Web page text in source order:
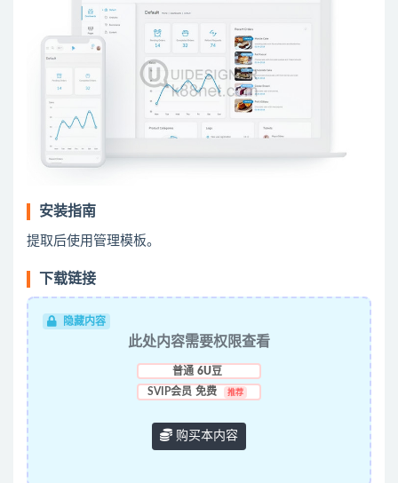
安装指南
提取后使用管理模板。
下载链接
隐藏内容
此处内容需要权限查看
普通 6U豆
SVIP会员 免费 推荐
购买本内容